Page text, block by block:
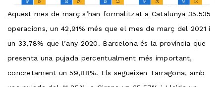
Aquest mes de març s’han formalitzat a Catalunya 35.535
operacions, un 42,91% més que el mes de març del 2021 i
un 33,78% que l’any 2020. Barcelona és la província que
presenta una pujada percentualment més important,
concretament un 59,88%. Els segueixen Tarragona, amb